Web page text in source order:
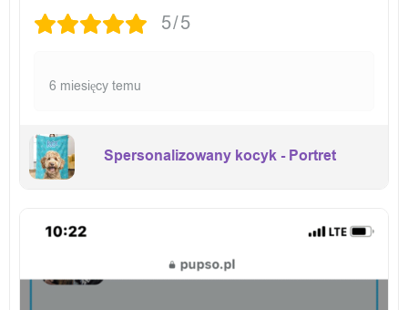
5/5
6 miesięcy temu
Spersonalizowany kocyk - Portret